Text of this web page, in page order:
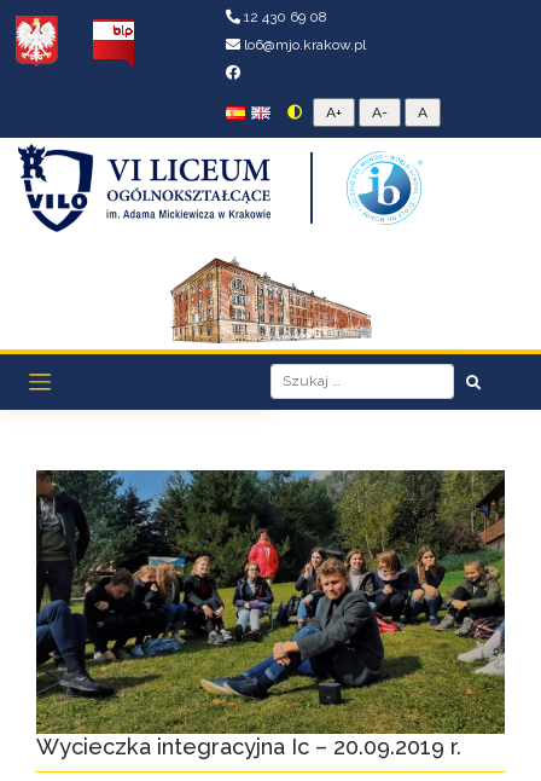
12 430 69 08
lo6@mjo.krakow.pl
Wycieczka integracyjna Ic – 20.09.2019 r.